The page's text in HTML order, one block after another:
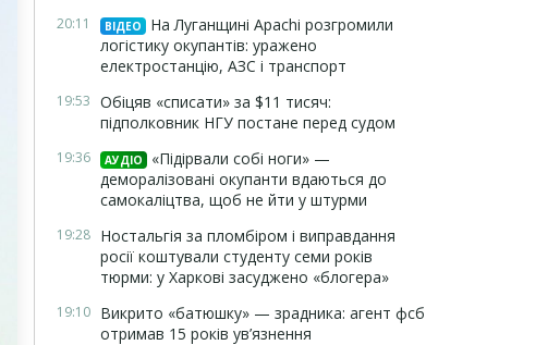
20:11 ВІДЕО
На Луганщині Apachi розгромили
логістику окупантів: уражено
електростанцію, АЗС і транспорт
19:53 Обіцяв «списати» за $11 тисяч:
підполковник НГУ постане перед судом
19:36 АУДІО
«Підірвали собі ноги» —
деморалізовані окупанти вдаються до
самокаліцтва, щоб не йти у штурми
19:28 Ностальгія за пломбіром і виправдання
росії коштували студенту семи років
тюрми: у Харкові засуджено «блогера»
19:10 Викрито «батюшку» — зрадника: агент фсб
отримав 15 років ув’язнення